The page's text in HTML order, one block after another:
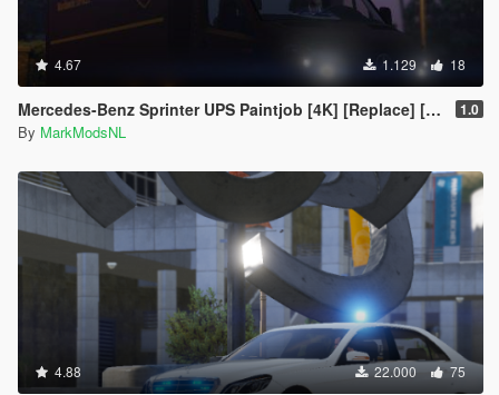
4.67 1.129 18
Mercedes-Benz Sprinter UPS Paintjob [4K] [Replace] [European Plates] 1.0
By MarkModsNL
4.88 22.000 75